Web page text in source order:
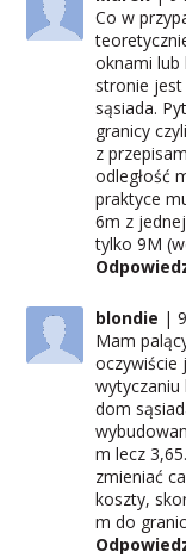
Co w
oknami lub
stronie jest
sąsiada.
granicy
z
odległość
praktyce
6m z
tylko 9M
blondie
Mam
oczywiście
wytyczaniu
dom
m lecz
zmieniać
koszty,
m do